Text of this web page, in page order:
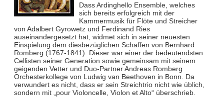
Dass Ardinghello Ensemble, welches
sich bereits erfolgreich mit der
Kammermusik für Flöte und Streicher
von Adalbert Gyrowetz und Ferdinand Ries
auseinandergesetzt hat, widmet sich in seiner neuesten
Einspielung dem diesbezüglichen Schaffen von Bernhard
Romberg (1767-1841). Dieser war einer der bedeutendsten
Cellisten seiner Generation sowie gemeinsam mit seinem
geigenden Vetter und Duo-Partner Andreas Romberg
Orchesterkollege von Ludwig van Beethoven in Bonn. Da
verwundert es nicht, dass er sein Streichtrio nicht wie üblich,
sondern mit „pour Violoncelle, Violon et Alto“ überschrieb.